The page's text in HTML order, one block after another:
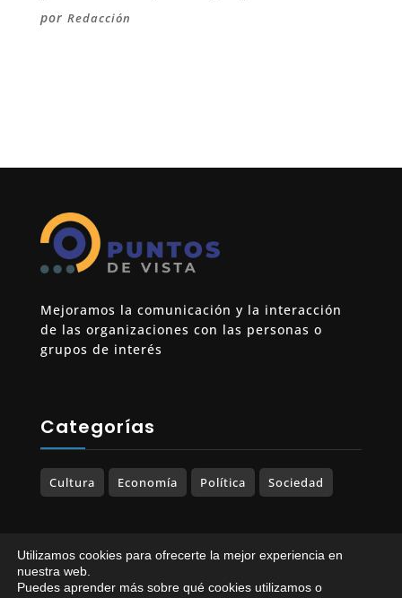
por Redacción
Mejoramos la comunicación y la interacción
de las organizaciones con las personas o
grupos de interés
Categorías
Cultura Economía Política Sociedad
© 2023-2025 PUNTOS DE VISTA. Todos los
derechos reservados.
Utilizamos cookies para ofrecerte la mejor experiencia en
nuestra web.
Puedes aprender más sobre qué cookies utilizamos o